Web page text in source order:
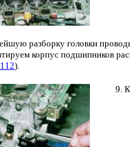
разборку головки
корпус подшипников
).